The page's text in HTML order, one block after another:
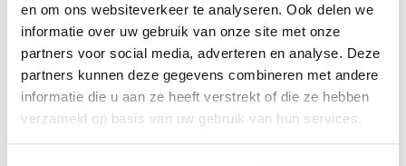
en om ons websiteverkeer te analyseren. Ook delen we
informatie over uw gebruik van onze site met onze
partners voor social media, adverteren en analyse. Deze
partners kunnen deze gegevens combineren met andere
informatie die u aan ze heeft verstrekt of die ze hebben
verzameld op basis van uw gebruik van hun services.
heeft een inhoud van 7 Liter en heeft
een vermogen van 2200 watt, dit
reservoir levert naast kokendwater ook
direct warmwater. Hij vervangt dus de
keukenboiler of cv ketel als